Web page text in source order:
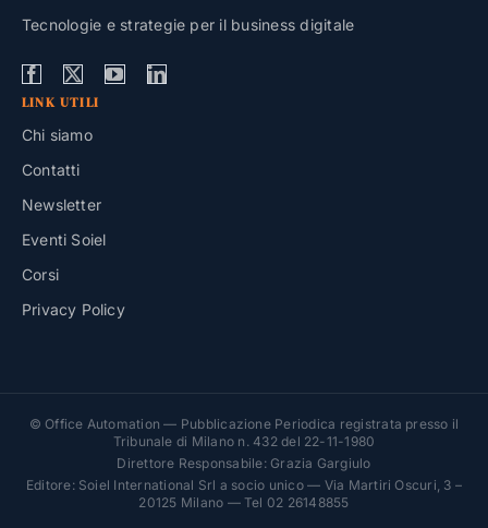
Tecnologie e strategie per il business digitale
LINK UTILI
Chi siamo
Contatti
Newsletter
Eventi Soiel
Corsi
Privacy Policy
© Office Automation — Pubblicazione Periodica registrata presso il
Tribunale di Milano n. 432 del 22-11-1980
Direttore Responsabile: Grazia Gargiulo
Editore: Soiel International Srl a socio unico — Via Martiri Oscuri, 3 –
20125 Milano — Tel 02 26148855